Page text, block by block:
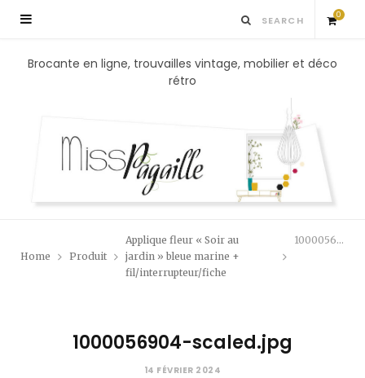
0
S
p
Brocante en ligne, trouvailles vintage, mobilier et déco
rétro
Home Produit
Applique fleur « Soir au
jardin » bleue marine +
fil/interrupteur/fiche
1000056904-scaled.jpg
1000056904-scaled.jpg
14 FÉVRIER 2024